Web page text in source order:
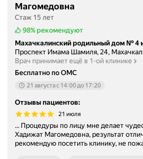
Магомедовна
Стаж 15 лет
98% рекомендуют
Проспект Имама Шамиля, 24,
Врач принимает ещё в 1-ой клинике
Бесплатно по ОМС
21 августа c 14:00 до 17:20
Отзывы пациентов:
21 июля
... Процедуры по лицу мне делает
Хадижат Магомедовна, результат
рекомендую посетить клинику, не